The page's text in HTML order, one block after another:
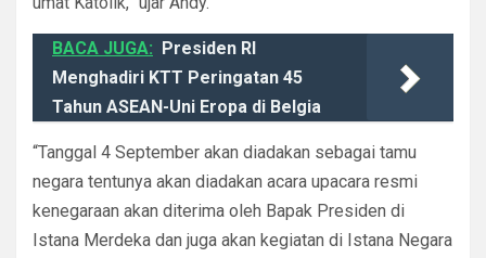
BACA JUGA:
Presiden RI
Menghadiri KTT Peringatan 45
Tahun ASEAN-Uni Eropa di Belgia
“Tanggal 4 September akan diadakan sebagai tamu
negara tentunya akan diadakan acara upacara resmi
kenegaraan akan diterima oleh Bapak Presiden di
Istana Merdeka dan juga akan kegiatan di Istana Negara